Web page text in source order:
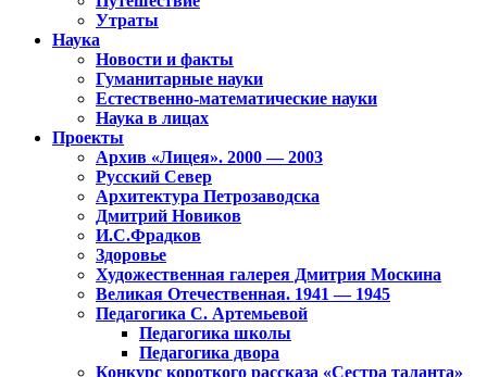
Утраты
Наука
Новости и факты
Гуманитарные науки
Естественно-математические науки
Наука в лицах
Проекты
Архив «Лицея». 2000 — 2003
Русский Север
Архитектура Петрозаводска
Дмитрий Новиков
И.С.Фрадков
Здоровье
Художественная галерея Дмитрия Москина
Великая Отечественная. 1941 — 1945
Педагогика С. Артемьевой
Педагогика школы
Педагогика двора
Конкурс короткого рассказа «Сестра таланта»